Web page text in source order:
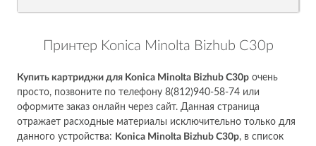
Принтер Konica Minolta Bizhub C30p
Купить картриджи для Konica Minolta Bizhub C30p очень
просто, позвоните по телефону 8(812)940-58-74 или
оформите заказ онлайн через сайт. Данная страница
отражает расходные материалы исключительно только для
данного устройства: Konica Minolta Bizhub C30p, в список